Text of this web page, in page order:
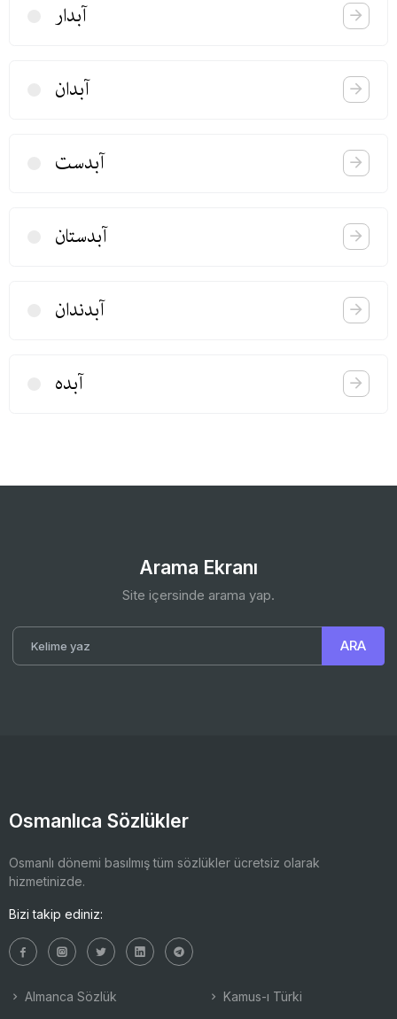
آبدار
آبدان
آبدست
آبدستان
آبدندان
آبده
Arama Ekranı
Site içersinde arama yap.
Osmanlıca Sözlükler
Osmanlı dönemi basılmış tüm sözlükler ücretsiz olarak
hizmetinizde.
Bizi takip ediniz:
Almanca Sözlük Kamus-ı Türki